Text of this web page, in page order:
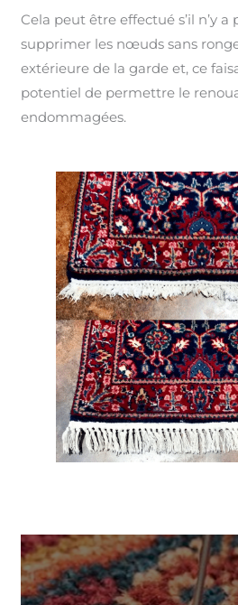
Cela peut être effectué s’il n’y a
supprimer les nœuds sans
extérieure de la garde et, ce
potentiel de permettre le
endommagées.